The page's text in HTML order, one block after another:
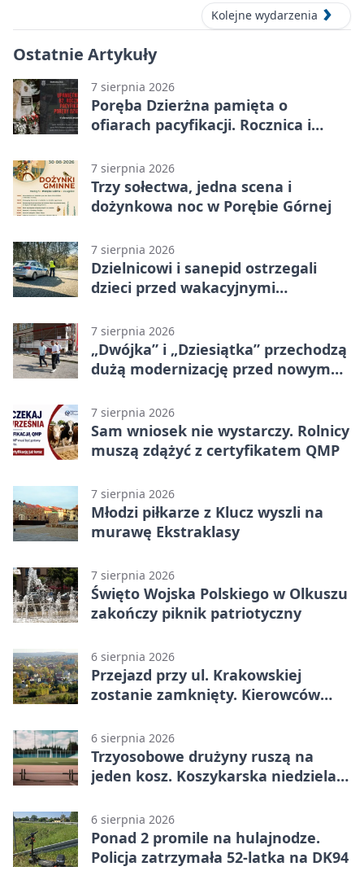
Kolejne wydarzenia
Ostatnie Artykuły
7 sierpnia 2026
Poręba Dzierżna pamięta o
ofiarach pacyfikacji. Rocznica i
7 sierpnia 2026
Trzy sołectwa, jedna scena i
dożynkowa noc w Porębie Górnej
7 sierpnia 2026
Dzielnicowi i sanepid ostrzegali
dzieci przed wakacyjnymi
7 sierpnia 2026
„Dwójka” i „Dziesiątka” przechodzą
dużą modernizację przed nowym
7 sierpnia 2026
Sam wniosek nie wystarczy. Rolnicy
muszą zdążyć z certyfikatem QMP
7 sierpnia 2026
Młodzi piłkarze z Klucz wyszli na
murawę Ekstraklasy
7 sierpnia 2026
Święto Wojska Polskiego w Olkuszu
zakończy piknik patriotyczny
6 sierpnia 2026
Przejazd przy ul. Krakowskiej
zostanie zamknięty. Kierowców
6 sierpnia 2026
Trzyosobowe drużyny ruszą na
jeden kosz. Koszykarska niedziela
6 sierpnia 2026
Ponad 2 promile na hulajnodze.
Policja zatrzymała 52-latka na DK94